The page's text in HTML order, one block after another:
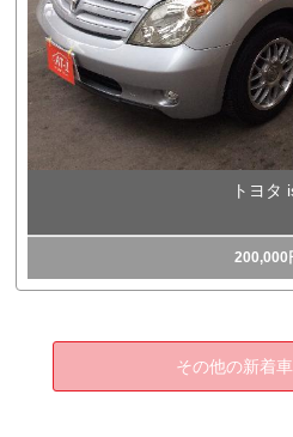
トヨタ
200,000
その他の新着